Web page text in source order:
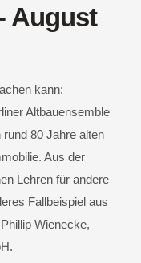
August
kann:
Altbauensemble
80 Jahre alten
Aus der
Lehren für andere
Fallbeispiel aus
Wienecke,